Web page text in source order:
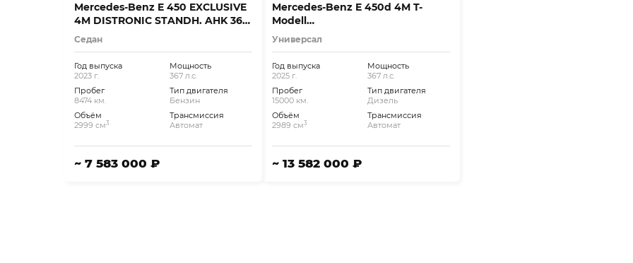
Mercedes-Benz E 450 EXCLUSIVE
4M DISTRONIC STANDH. AHK 360
SHD
Седан
Год выпуска
2023 г.
Пробег
8474 км.
Объём
2999 см3
Мощность
367 л.с.
Тип двигателя
Бензин
Трансмиссия
Автомат
~ 7 583 000 ₽
Mercedes-Benz E 450d 4M T-
Modell
+AMG+AHK+AIRMATIC+PANO+HEAD++
Универсал
Год выпуска
2025 г.
Пробег
15000 км.
Объём
2989 см3
Мощность
367 л.с.
Тип двигателя
Дизель
Трансмиссия
Автомат
~ 13 582 000 ₽